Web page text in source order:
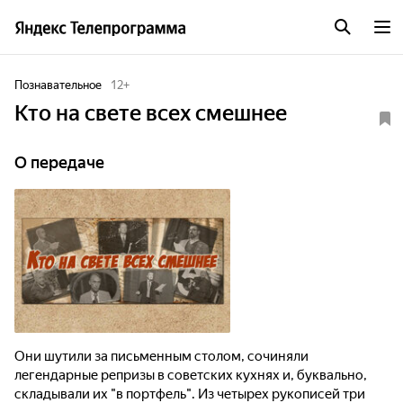
Познавательное 12+
Кто на свете всех смешнее
О передаче
Они шутили за письменным столом, сочиняли
легендарные репризы в советских кухнях и, буквально,
складывали их "в портфель". Из четырех рукописей три